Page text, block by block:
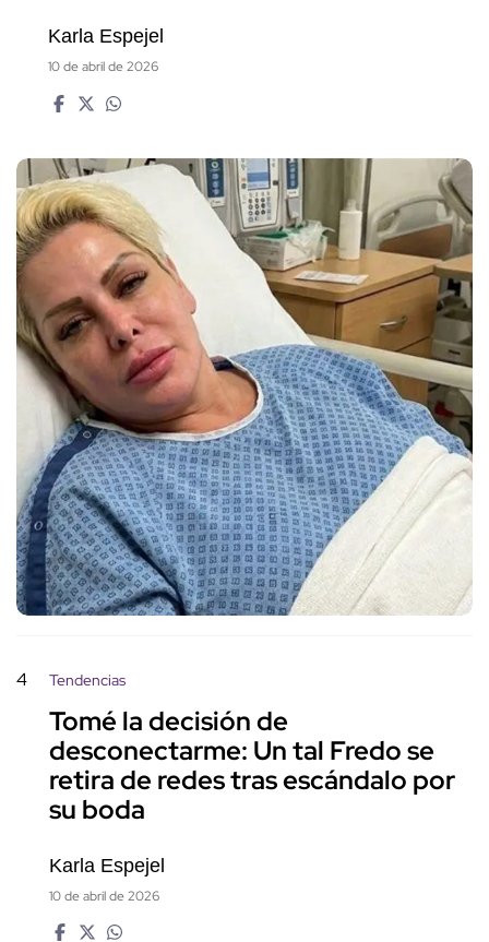
Karla Espejel
10 de abril de 2026
4 Tendencias
Tomé la decisión de
desconectarme: Un tal Fredo se
retira de redes tras escándalo por
su boda
Karla Espejel
10 de abril de 2026